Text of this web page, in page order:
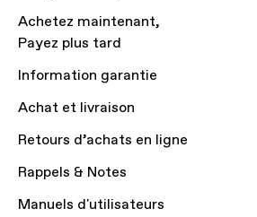
Achetez maintenant,
Payez plus tard
Information garantie
Achat et livraison
Retours d’achats en ligne
Rappels & Notes
Manuels d'utilisateurs